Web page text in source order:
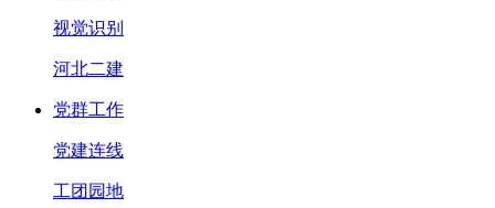
视觉识别
河北二建
党群工作
党建连线
工团园地